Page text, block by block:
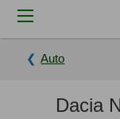
Auto
Dacia